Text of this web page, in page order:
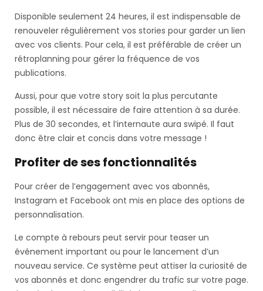
Disponible seulement 24 heures, il est indispensable de
renouveler régulièrement vos stories pour garder un lien
avec vos clients. Pour cela, il est préférable de créer un
rétroplanning pour gérer la fréquence de vos
publications.
Aussi, pour que votre story soit la plus percutante
possible, il est nécessaire de faire attention à sa durée.
Plus de 30 secondes, et l’internaute aura swipé. Il faut
donc être clair et concis dans votre message !
Profiter de ses fonctionnalités
Pour créer de l’engagement avec vos abonnés,
Instagram et Facebook ont mis en place des options de
personnalisation.
Le compte à rebours peut servir pour teaser un
événement important ou pour le lancement d’un
nouveau service. Ce système peut attiser la curiosité de
vos abonnés et donc engendrer du trafic sur votre page.